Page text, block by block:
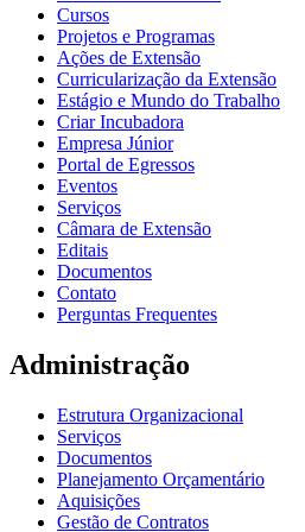
Cursos
Projetos e Programas
Ações de Extensão
Curricularização da Extensão
Estágio e Mundo do Trabalho
Criar Incubadora
Empresa Júnior
Portal de Egressos
Eventos
Serviços
Câmara de Extensão
Editais
Documentos
Contato
Perguntas Frequentes
Administração
Estrutura Organizacional
Serviços
Documentos
Planejamento Orçamentário
Aquisições
Gestão de Contratos